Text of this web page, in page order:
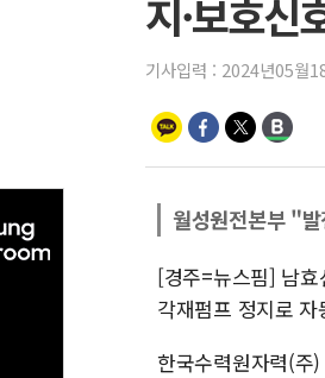
지·보호신
기사입력 : 2024년05월
월성원전본부 "
[경주=뉴스핌] 남
각재펌프 정지로
한국수력원자력(주